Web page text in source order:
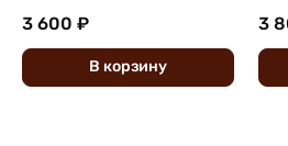
3 600 ₽
В корзину
3